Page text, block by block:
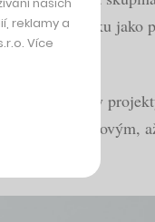
přišel v Česku jako
že všechny
s něčím novým,
reklamy a
Více